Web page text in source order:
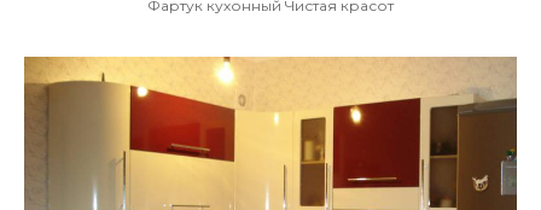
Фартук кухонный Чистая красот